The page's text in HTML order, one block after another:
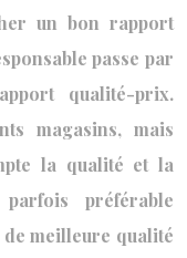
un bon rapport
passe par
qualité-prix.
magasins, mais
la qualité et la
préférable
de meilleure qualité